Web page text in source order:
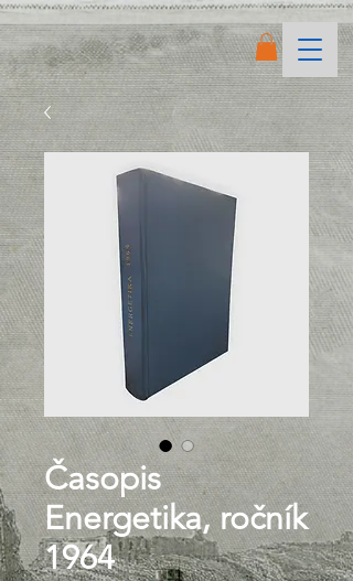
Časopis
Energetika, ročník
1964